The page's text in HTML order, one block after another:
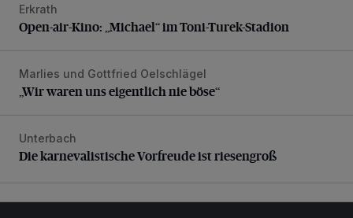
Open-air-Kino: „Michael“ im Toni-Turek-Stadion
Erkrath
Open-air-Kino: „Michael“ im Toni-Turek-Stadion
„Wir waren uns eigentlich nie böse“
Marlies und Gottfried Oelschlägel
„Wir waren uns eigentlich nie böse“
Die karnevalistische Vorfreude ist riesengroß
Unterbach
Die karnevalistische Vorfreude ist riesengroß